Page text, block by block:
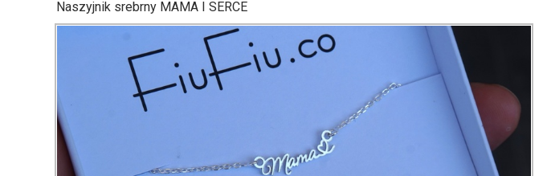
Naszyjnik srebrny MAMA I SERCE